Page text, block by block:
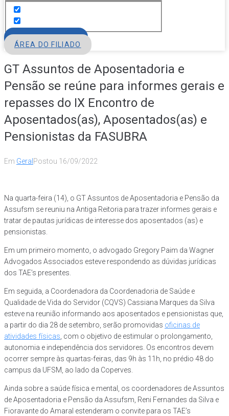
ÁREA DO FILIADO
GT Assuntos de Aposentadoria e
Pensão se reúne para informes gerais e
repasses do IX Encontro de
Aposentados(as), Aposentados(as) e
Pensionistas da FASUBRA
Em Geral Postou 16/09/2022
Na quarta-feira (14), o GT Assuntos de Aposentadoria e Pensão da
Assufsm se reuniu na Antiga Reitoria para trazer informes gerais e
tratar de pautas jurídicas de interesse dos aposentados (as) e
pensionistas.
Em um primeiro momento, o advogado Gregory Paim da Wagner
Advogados Associados esteve respondendo as dúvidas jurídicas
dos TAE’s presentes.
Em seguida, a Coordenadora da Coordenadoria de Saúde e
Qualidade de Vida do Servidor (CQVS) Cassiana Marques da Silva
esteve na reunião informando aos aposentados e pensionistas que,
a partir do dia 28 de setembro, serão promovidas oficinas de
atividades físicas , com o objetivo de estimular o prolongamento,
autonomia e independência dos servidores. Os encontros devem
ocorrer sempre às quartas-feiras, das 9h às 11h, no prédio 48 do
campus da UFSM, ao lado da Coperves.
Ainda sobre a saúde física e mental, os coordenadores de Assuntos
de Aposentadoria e Pensão da Assufsm, Reni Fernandes da Silva e
Fioravante do Amaral estenderam o convite para os TAE’s